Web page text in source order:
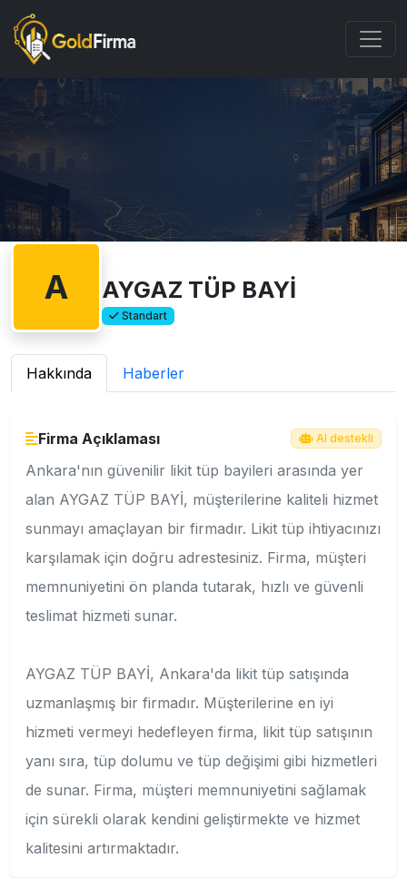
A AYGAZ TÜP BAYİ
Standart
Hakkında Haberler
Firma Açıklaması AI destekli
Ankara'nın güvenilir likit tüp bayileri arasında yer
alan AYGAZ TÜP BAYİ, müşterilerine kaliteli hizmet
sunmayı amaçlayan bir firmadır. Likit tüp ihtiyacınızı
karşılamak için doğru adrestesiniz. Firma, müşteri
memnuniyetini ön planda tutarak, hızlı ve güvenli
teslimat hizmeti sunar.
AYGAZ TÜP BAYİ, Ankara'da likit tüp satışında
uzmanlaşmış bir firmadır. Müşterilerine en iyi
hizmeti vermeyi hedefleyen firma, likit tüp satışının
yanı sıra, tüp dolumu ve tüp değişimi gibi hizmetleri
de sunar. Firma, müşteri memnuniyetini sağlamak
için sürekli olarak kendini geliştirmekte ve hizmet
kalitesini artırmaktadır.